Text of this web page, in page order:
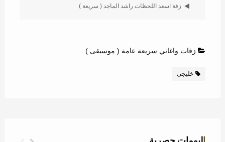
زفة اسعد اللحظات راشد الماجد ( سريعة )
زفات واغاني سريعة عامة ( موسيقى )
خليجي